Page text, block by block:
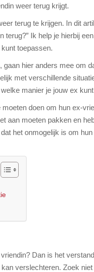
weer terug krijgt.
terug te krijgen. In dit
terug?” Ik help je hierbij
toepassen.
gaan hier anders mee om
met verschillende
manier je jouw ex
doen om hun ex-
aan moeten pakken en
het onmogelijk is om
Dan is het
verslechteren. Zoek